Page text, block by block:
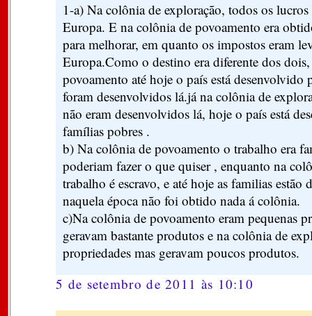
1-a) Na colônia de exploração, todos os lucros
Europa. E na colônia de povoamento era
para melhorar, em quanto os impostos eram
Europa.Como o destino era diferente dos
povoamento até hoje o país está desenvolvido
foram desenvolvidos lá.já na colônia de
não eram desenvolvidos lá, hoje o país está
famílias pobres .
b) Na colônia de povoamento o trabalho era
poderiam fazer o que quiser , enquanto na
trabalho é escravo, e até hoje as familias estão
naquela época não foi obtido nada á colônia.
c)Na colônia de povoamento eram pequenas
geravam bastante produtos e na colônia de
propriedades mas geravam poucos produtos.
5 de setembro de 2011 às 10:10